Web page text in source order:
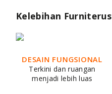
Kelebihan Furniterus
DESAIN FUNGSIONAL
Terkini dan ruangan
menjadi lebih luas